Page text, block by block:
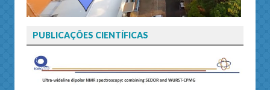
PUBLICAÇÕES CIENTÍFICAS